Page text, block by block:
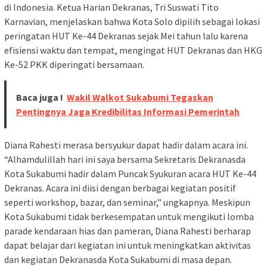
di Indonesia. Ketua Harian Dekranas, Tri Suswati Tito
Karnavian, menjelaskan bahwa Kota Solo dipilih sebagai lokasi
peringatan HUT Ke-44 Dekranas sejak Mei tahun lalu karena
efisiensi waktu dan tempat, mengingat HUT Dekranas dan HKG
Ke-52 PKK diperingati bersamaan.
Baca juga ! Wakil Walkot Sukabumi Tegaskan
Pentingnya Jaga Kredibilitas Informasi Pemerintah
Diana Rahesti merasa bersyukur dapat hadir dalam acara ini.
“Alhamdulillah hari ini saya bersama Sekretaris Dekranasda
Kota Sukabumi hadir dalam Puncak Syukuran acara HUT Ke-44
Dekranas. Acara ini diisi dengan berbagai kegiatan positif
seperti workshop, bazar, dan seminar,” ungkapnya. Meskipun
Kota Sukabumi tidak berkesempatan untuk mengikuti lomba
parade kendaraan hias dan pameran, Diana Rahesti berharap
dapat belajar dari kegiatan ini untuk meningkatkan aktivitas
dan kegiatan Dekranasda Kota Sukabumi di masa depan.